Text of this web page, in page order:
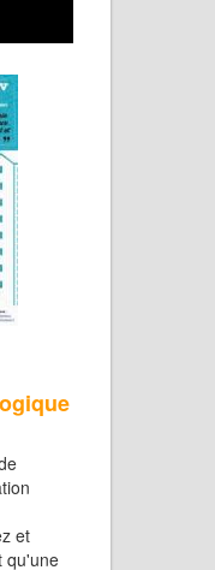
et
qu'une